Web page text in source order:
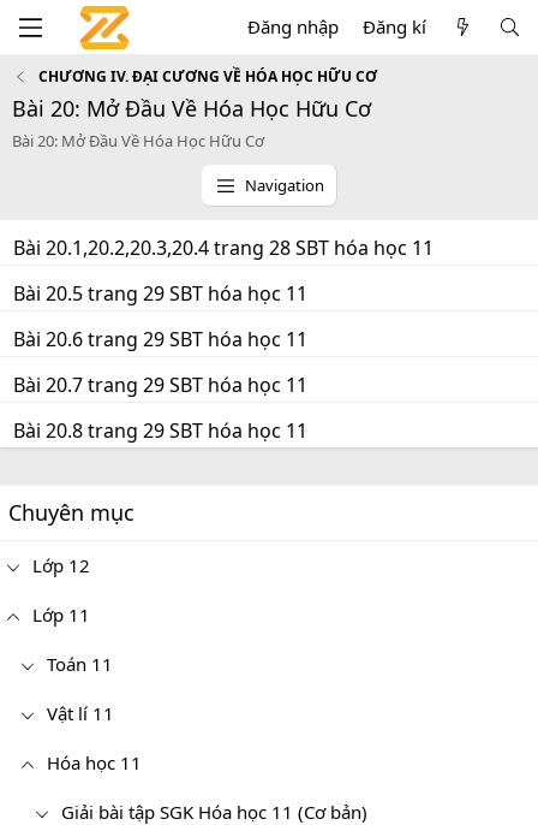
Đăng nhập Đăng kí
CHƯƠNG IV. ĐẠI CƯƠNG VỀ HÓA HỌC HỮU CƠ
Bài 20: Mở Đầu Về Hóa Học Hữu Cơ
Bài 20: Mở Đầu Về Hóa Học Hữu Cơ
Navigation
Bài 20.1,20.2,20.3,20.4 trang 28 SBT hóa học 11
Bài 20.5 trang 29 SBT hóa học 11
Bài 20.6 trang 29 SBT hóa học 11
Bài 20.7 trang 29 SBT hóa học 11
Bài 20.8 trang 29 SBT hóa học 11
Chuyên mục
Lớp 12
Lớp 11
Toán 11
Vật lí 11
Hóa học 11
Giải bài tập SGK Hóa học 11 (Cơ bản)